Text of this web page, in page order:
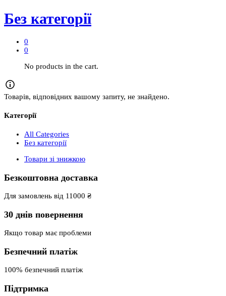
Без категорії
0
0
No products in the cart.
Товарів, відповідних вашому запиту, не знайдено.
Категорії
All Categories
Без категорії
Товари зі знижкою
Безкоштовна доставка
Для замовлень від 11000 ₴
30 днів повернення
Якщо товар має проблеми
Безпечний платіж
100% безпечний платіж
Підтримка